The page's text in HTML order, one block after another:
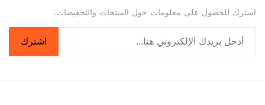
اشترك للحصول على معلومات حول المنتجات والتخفيضات.
اشترك